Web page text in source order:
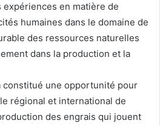
expériences en matière de
humaines dans le domaine de
des ressources naturelles
dans la production et la
constitué une opportunité pour
régional et international de
des engrais qui jouent